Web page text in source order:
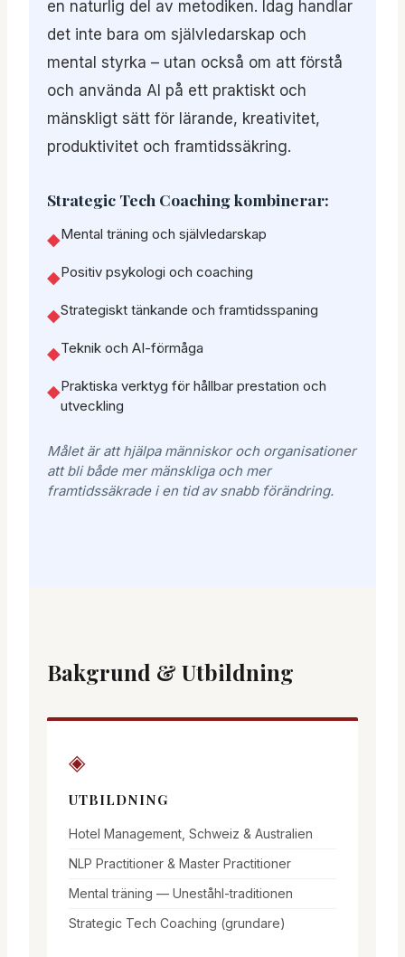
en naturlig del av metodiken. Idag handlar
det inte bara om självledarskap och
mental styrka – utan också om att förstå
och använda AI på ett praktiskt och
mänskligt sätt för lärande, kreativitet,
produktivitet och framtidssäkring.
Strategic Tech Coaching kombinerar:
◆Mental träning och självledarskap
◆Positiv psykologi och coaching
◆Strategiskt tänkande och framtidsspaning
◆Teknik och AI-förmåga
◆Praktiska verktyg för hållbar prestation och
utveckling
Målet är att hjälpa människor och organisationer
att bli både mer mänskliga och mer
framtidssäkrade i en tid av snabb förändring.
Bakgrund & Utbildning
◈
UTBILDNING
Hotel Management, Schweiz & Australien
NLP Practitioner & Master Practitioner
Mental träning — Uneståhl-traditionen
Strategic Tech Coaching (grundare)